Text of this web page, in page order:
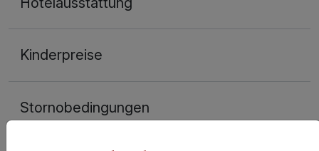
Kinderpreise
Stornobedingungen